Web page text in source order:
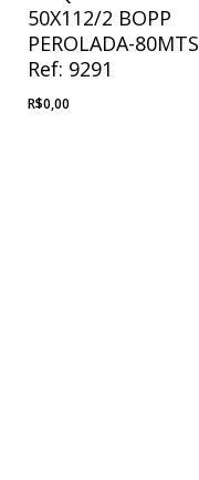
50X112/2 BOPP
PEROLADA-80MTS
Ref: 9291
R$0,00